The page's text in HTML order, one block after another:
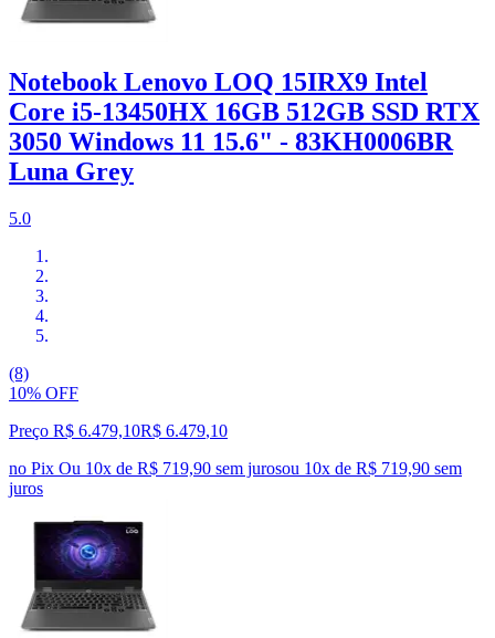
Notebook Lenovo LOQ 15IRX9 Intel
Core i5-13450HX 16GB 512GB SSD RTX
3050 Windows 11 15.6" - 83KH0006BR
Luna Grey
5.0
(8)
10% OFF
Preço R$ 6.479,10R$ 6.479,10
no Pix Ou 10x de R$ 719,90 sem jurosou 10x de R$ 719,90 sem
juros